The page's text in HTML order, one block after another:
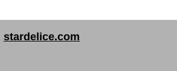
stardelice.com